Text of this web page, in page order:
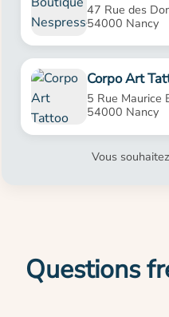
47 Rue des
54000 Nancy
Corpo Art
5 Rue Maurice
54000 Nancy
Vous
Questions